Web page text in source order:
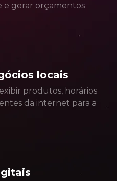
e gerar orçamentos
locais
produtos, horários
da internet para a